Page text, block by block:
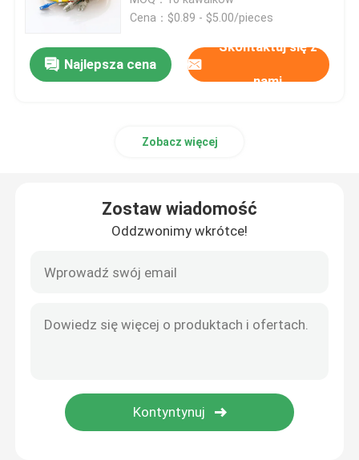
Pętla zwrotna światłowodu
Panel krosowy MPO
Cena：$0.89 - $5.00/pieces
Najlepsza cena
Skontaktuj się z
nami
Zobacz więcej
Zostaw wiadomość
Oddzwonimy wkrótce!